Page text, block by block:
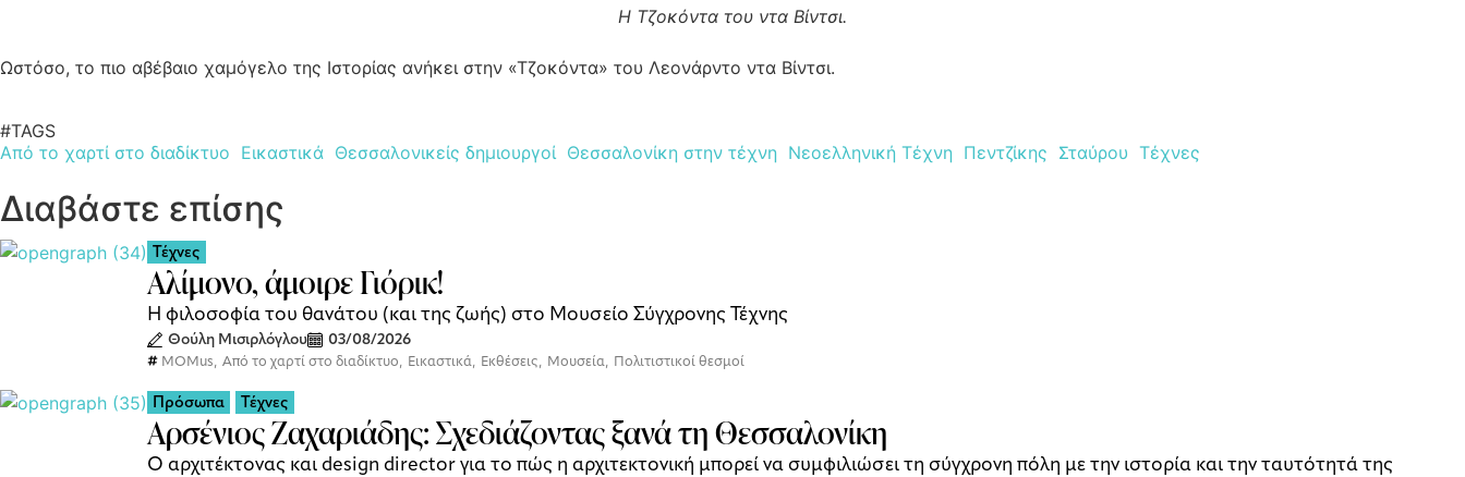
H Τζοκόντα του ντα Βίντσι.
Ωστόσο, το πιο αβέβαιο χαμόγελο της Ιστορίας ανήκει στην «Τζοκόντα» του Λεονάρντο ντα Βίντσι.
#TAGS
Από το χαρτί στο διαδίκτυο Εικαστικά Θεσσαλονικείς δημιουργοί Θεσσαλονίκη στην τέχνη Νεοελληνική Τέχνη Πεντζίκης Σταύρου Τέχνες
Διαβάστε επίσης
Τέχνες
Αλίμονο, άμοιρε Γιόρικ!
Η φιλοσοφία του θανάτου (και της ζωής) στο Μουσείο Σύγχρονης Τέχνης
Θούλη Μισιρλόγλου 03/08/2026
MOMus, Από το χαρτί στο διαδίκτυο, Εικαστικά, Εκθέσεις, Μουσεία, Πολιτιστικοί θεσμοί
Πρόσωπα Τέχνες
Αρσένιος Ζαχαριάδης: Σχεδιάζοντας ξανά τη Θεσσαλονίκη
Ο αρχιτέκτονας και design director για το πώς η αρχιτεκτονική μπορεί να συμφιλιώσει τη σύγχρονη πόλη με την ιστορία και την ταυτότητά της